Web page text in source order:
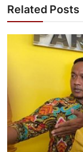
Related Posts